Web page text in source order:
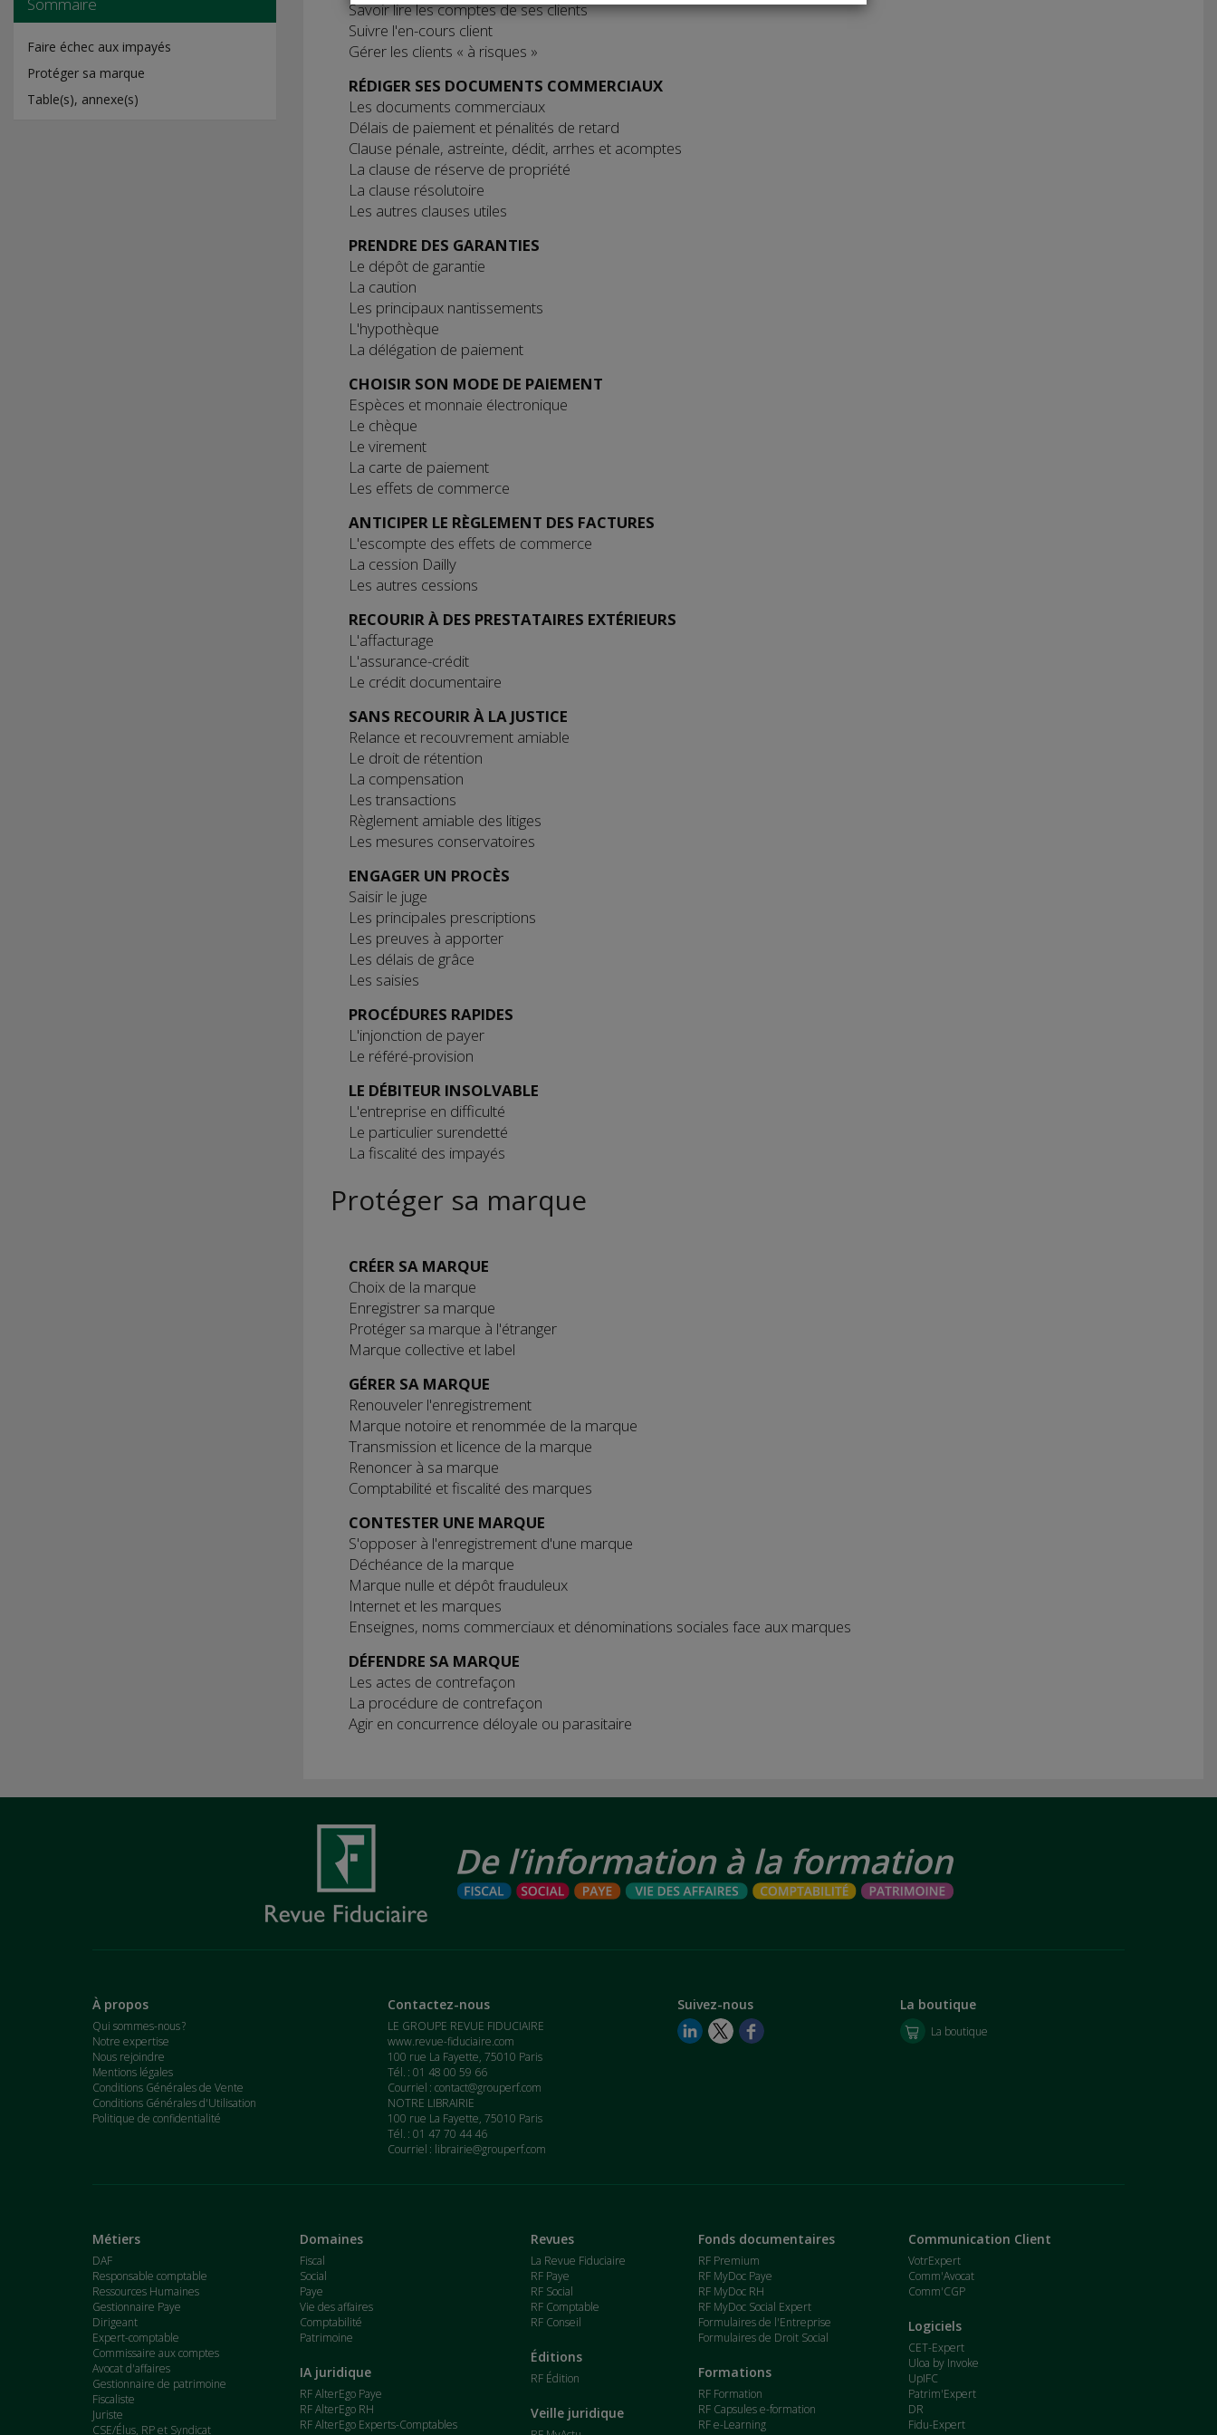
Faire échec aux impayés
Protéger sa marque
Table(s), annexe(s)
Savoir lire les comptes de ses clients
Suivre l'en-cours client
Gérer les clients « à risques »
RÉDIGER SES DOCUMENTS COMMERCIAUX
Les documents commerciaux
Délais de paiement et pénalités de retard
Clause pénale, astreinte, dédit, arrhes et acomptes
La clause de réserve de propriété
La clause résolutoire
Les autres clauses utiles
PRENDRE DES GARANTIES
Le dépôt de garantie
La caution
Les principaux nantissements
L'hypothèque
La délégation de paiement
CHOISIR SON MODE DE PAIEMENT
Espèces et monnaie électronique
Le chèque
Le virement
La carte de paiement
Les effets de commerce
ANTICIPER LE RÈGLEMENT DES FACTURES
L'escompte des effets de commerce
La cession Dailly
Les autres cessions
RECOURIR À DES PRESTATAIRES EXTÉRIEURS
L'affacturage
L'assurance-crédit
Le crédit documentaire
SANS RECOURIR À LA JUSTICE
Relance et recouvrement amiable
Le droit de rétention
La compensation
Les transactions
Règlement amiable des litiges
Les mesures conservatoires
ENGAGER UN PROCÈS
Saisir le juge
Les principales prescriptions
Les preuves à apporter
Les délais de grâce
Les saisies
PROCÉDURES RAPIDES
L'injonction de payer
Le référé-provision
LE DÉBITEUR INSOLVABLE
L'entreprise en difficulté
Le particulier surendetté
La fiscalité des impayés
Protéger sa marque
CRÉER SA MARQUE
Choix de la marque
Enregistrer sa marque
Protéger sa marque à l'étranger
Marque collective et label
GÉRER SA MARQUE
Renouveler l'enregistrement
Marque notoire et renommée de la marque
Transmission et licence de la marque
Renoncer à sa marque
Comptabilité et fiscalité des marques
CONTESTER UNE MARQUE
S'opposer à l'enregistrement d'une marque
Déchéance de la marque
Marque nulle et dépôt frauduleux
Internet et les marques
Enseignes, noms commerciaux et dénominations sociales face aux marques
DÉFENDRE SA MARQUE
Les actes de contrefaçon
La procédure de contrefaçon
Agir en concurrence déloyale ou parasitaire
À propos
Qui sommes-nous ?
Notre expertise
Nous rejoindre
Mentions légales
Conditions Générales de Vente
Conditions Générales d'Utilisation
Politique de confidentialité
Contactez-nous
LE GROUPE REVUE FIDUCIAIRE
www.revue-fiduciaire.com
100 rue La Fayette, 75010 Paris
Tél. : 01 48 00 59 66
Courriel : contact@grouperf.com
NOTRE LIBRAIRIE
100 rue La Fayette, 75010 Paris
Tél. : 01 47 70 44 46
Courriel : librairie@grouperf.com
Suivez-nous La boutique
La boutique
Métiers
DAF
Responsable comptable
Ressources Humaines
Gestionnaire Paye
Dirigeant
Expert-comptable
Commissaire aux comptes
Avocat d'affaires
Gestionnaire de patrimoine
Fiscaliste
Juriste
CSE/Élus, RP et Syndicat
Domaines
Fiscal
Social
Paye
Vie des affaires
Comptabilité
Patrimoine
IA juridique
RF AlterEgo Paye
RF AlterEgo RH
RF AlterEgo Experts-Comptables
Revues
La Revue Fiduciaire
RF Paye
RF Social
RF Comptable
RF Conseil
Éditions
RF Édition
Veille juridique
Fonds documentaires
RF Premium
RF MyDoc Paye
RF MyDoc RH
RF MyDoc Social Expert
Formulaires de l'Entreprise
Formulaires de Droit Social
Formations
RF Formation
RF Capsules e-formation
RF e-Learning
Communication Client
VotrExpert
Comm'Avocat
Comm'CGP
Logiciels
CET-Expert
Uloa by Invoke
UpIFC
Patrim'Expert
DR
Fidu-Expert